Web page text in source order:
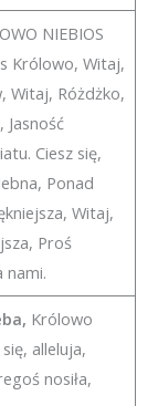
NIEBIOS
Królowo, Witaj,
Witaj, Różdżko,
Ciesz się,
Ponad
Witaj,
Proś
nami.
Królowo
alleluja,
nosiła,